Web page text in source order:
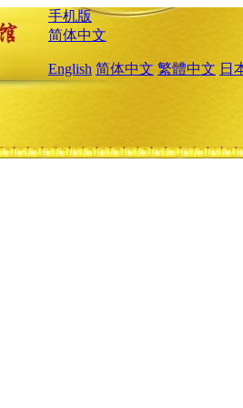
手机版
简体中文
English 简体中文 繁體中文 日